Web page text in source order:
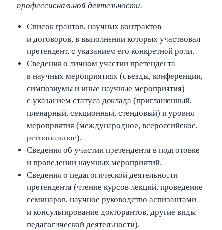
профессиональной деятельности.
Список грантов, научных контрактов
и договоров, в выполнении которых участвовал
претендент, с указанием его конкретной роли.
Сведения о личном участии претендента
в научных мероприятиях (съезды, конференции,
симпозиумы и иные научные мероприятия)
с указанием статуса доклада (приглашенный,
пленарный, секционный, стендовый) и уровня
мероприятия (международное, всероссийское,
региональное).
Сведения об участии претендента в подготовке
и проведении научных мероприятий.
Сведения о педагогической деятельности
претендента (чтение курсов лекций, проведение
семинаров, научное руководство аспирантами
и консультирование докторантов, другие виды
педагогической деятельности).